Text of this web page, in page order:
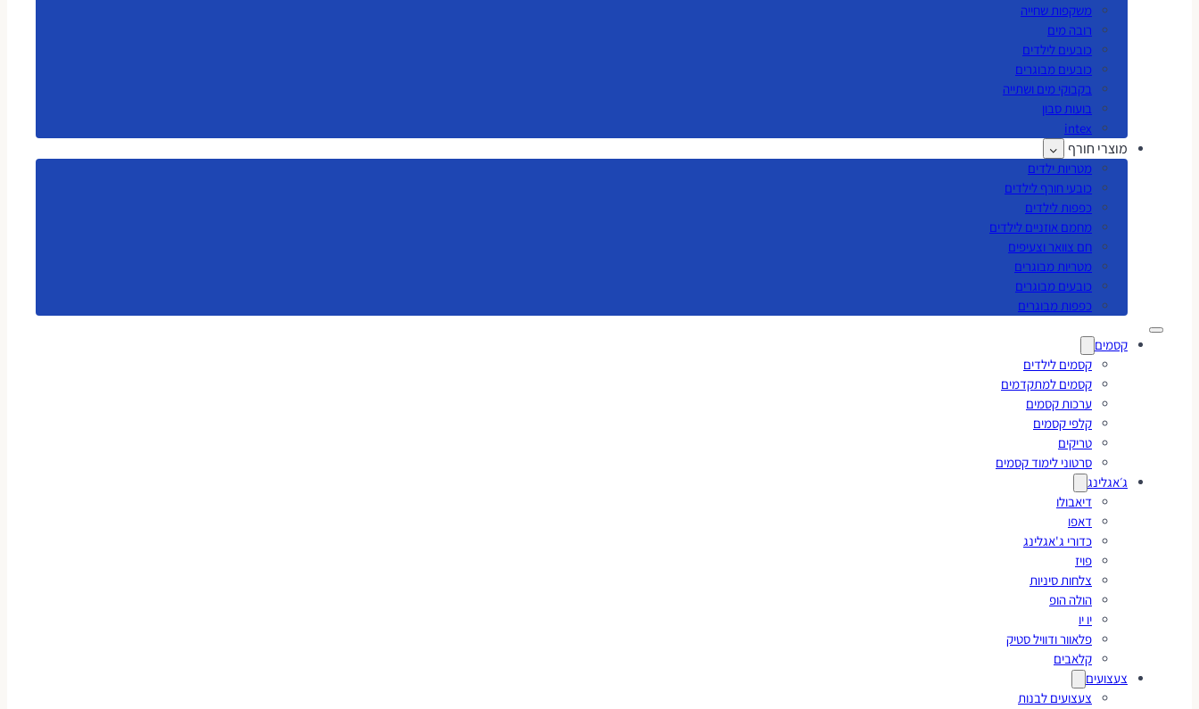
משקפות שחייה
רובה מים
כובעים לילדים
כובעים מבוגרים
בקבוקי מים ושתייה
בועות סבון
intex
מוצרי חורף
מטריות ילדים
כובעי חורף לילדים
כפפות לילדים
מחמם אוזניים לילדים
חם צוואר וצעיפים
מטריות מבוגרים
כובעים מבוגרים
כפפות מבוגרים
קסמים
קסמים לילדים
קסמים למתקדמים
ערכות קסמים
קלפי קסמים
טריקים
סרטוני לימוד קסמים
ג׳אגלינג
דיאבולו
דאפו
כדורי ג'אגלינג
פויז
צלחות סיניות
הולה הופ
יו יו
פלאוור ודוויל סטיק
קלאבים
צעצועים
צעצועים לבנות